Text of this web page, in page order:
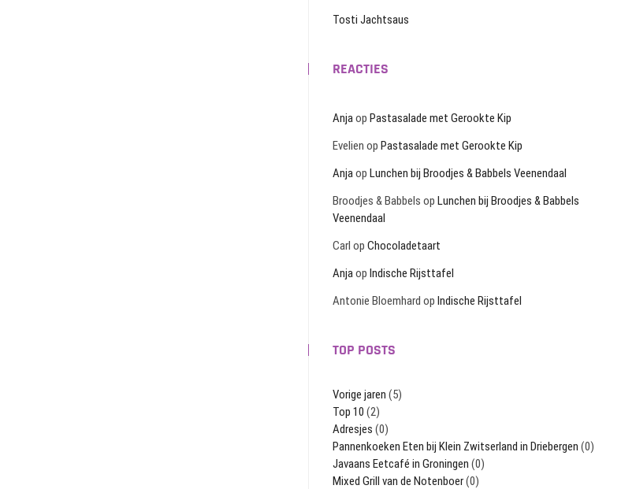
Tosti Jachtsaus
REACTIES
Anjaop Pastasalade met Gerookte Kip
Evelien op Pastasalade met Gerookte Kip
Anjaop Lunchen bij Broodjes & Babbels Veenendaal
Broodjes & Babbels op Lunchen bij Broodjes & Babbels
Veenendaal
Carl op Chocoladetaart
Anjaop Indische Rijsttafel
Antonie Bloemhard op Indische Rijsttafel
TOP POSTS
Vorige jaren (5)
Top 10 (2)
Adresjes (0)
Pannenkoeken Eten bij Klein Zwitserland in Driebergen (0)
Javaans Eetcafé in Groningen (0)
Mixed Grill van de Notenboer(0)